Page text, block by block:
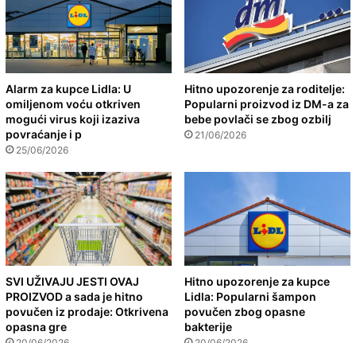
Alarm za kupce Lidla: U
omiljenom voću otkriven
mogući virus koji izaziva
povraćanje i p
25/06/2026
Hitno upozorenje za roditelje:
Popularni proizvod iz DM-a za
bebe povlači se zbog ozbilj
21/06/2026
SVI UŽIVAJU JESTI OVAJ
PROIZVOD a sada je hitno
povučen iz prodaje: Otkrivena
opasna gre
Hitno upozorenje za kupce
Lidla: Popularni šampon
povučen zbog opasne
bakterije